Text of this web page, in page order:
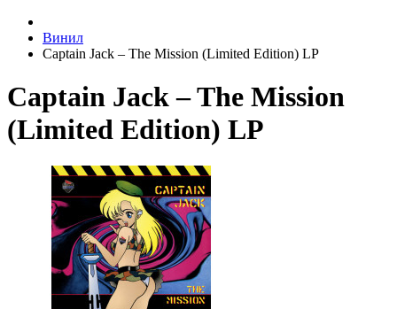
Винил
Captain Jack – The Mission (Limited Edition) LP
Captain Jack – The Mission
(Limited Edition) LP